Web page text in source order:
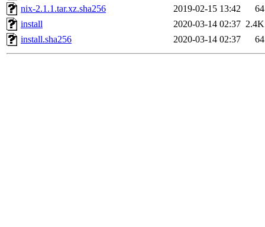
nix-2.1.1.tar.xz.sha256
2019-02-15 13:42
64
install
2020-03-14 02:37 2.4K
install.sha256
2020-03-14 02:37 64